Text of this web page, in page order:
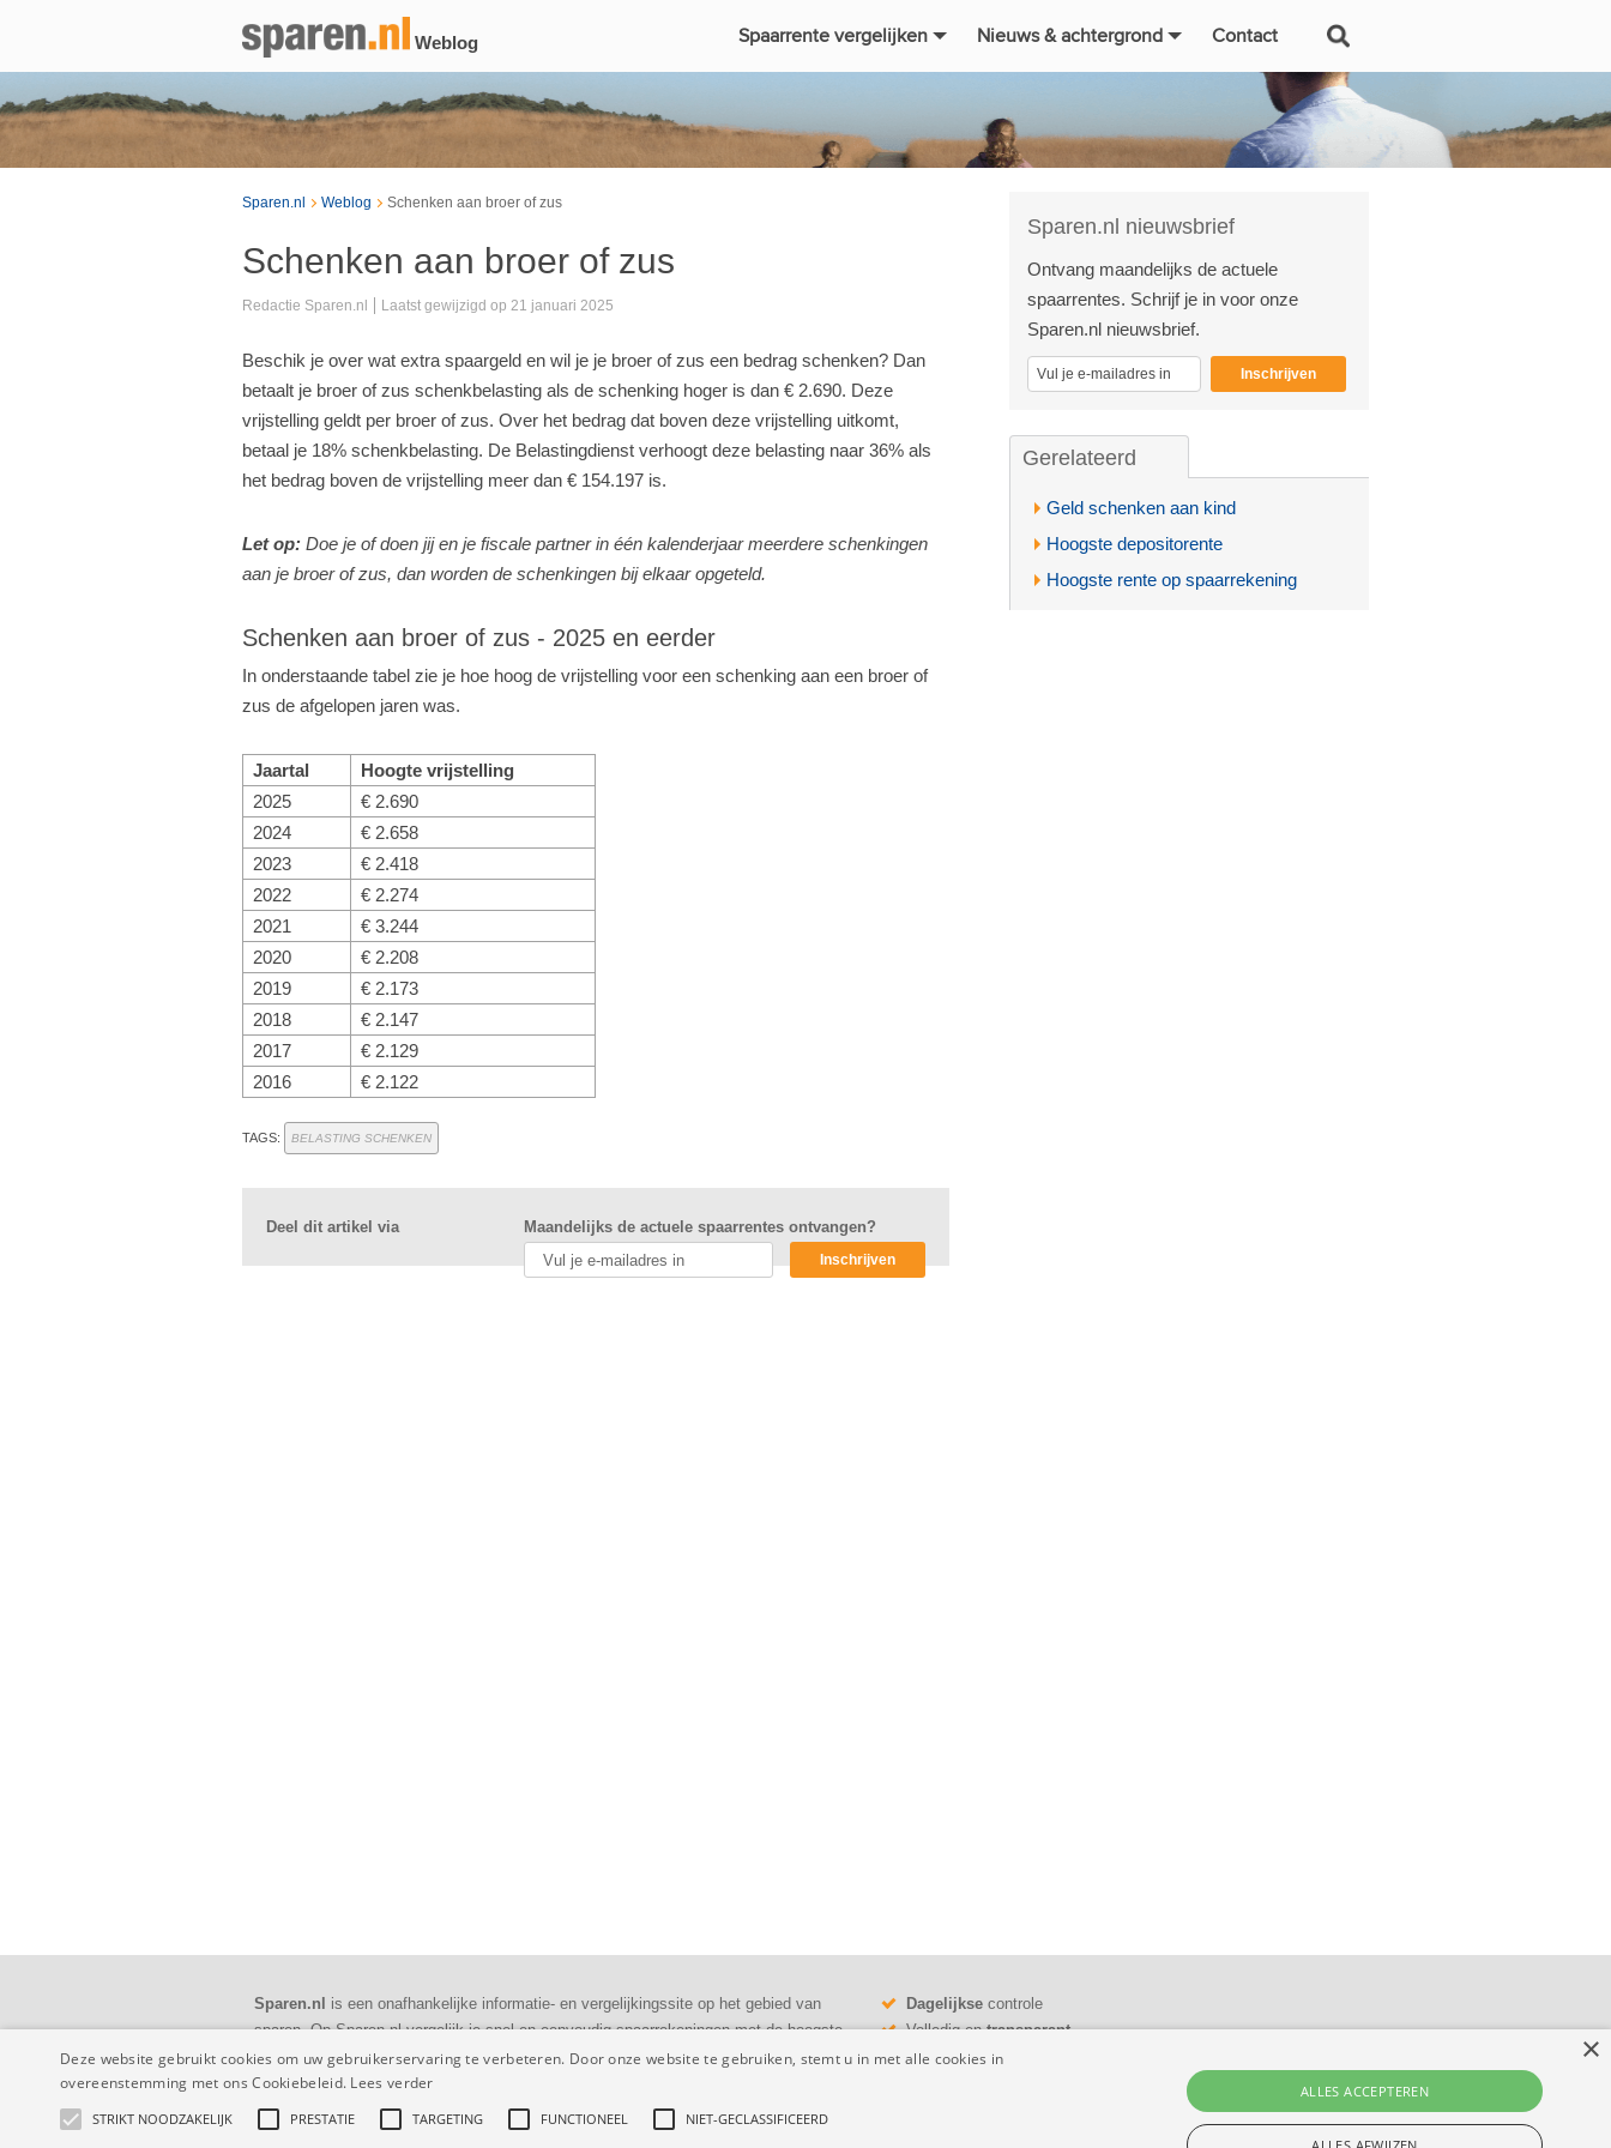
Weblog Spaarrente vergelijken Nieuws & achtergrond Contact
Sparen.nl Weblog Schenken aan broer of zus
Schenken aan broer of zus
Redactie Sparen.nl Laatst gewijzigd op 21 januari 2025
Beschik je over wat extra spaargeld en wil je je broer of zus een bedrag schenken? Dan
betaalt je broer of zus schenkbelasting als de schenking hoger is dan € 2.690. Deze
vrijstelling geldt per broer of zus. Over het bedrag dat boven deze vrijstelling uitkomt,
betaal je 18% schenkbelasting. De Belastingdienst verhoogt deze belasting naar 36% als
het bedrag boven de vrijstelling meer dan € 154.197 is.
Let op: Doe je of doen jij en je fiscale partner in één kalenderjaar meerdere schenkingen
aan je broer of zus, dan worden de schenkingen bij elkaar opgeteld.
Schenken aan broer of zus - 2025 en eerder
In onderstaande tabel zie je hoe hoog de vrijstelling voor een schenking aan een broer of
zus de afgelopen jaren was.
Jaartal
Hoogte vrijstelling
2025
€ 2.690
2024
€ 2.658
2023
€ 2.418
2022
€ 2.274
2021
€ 3.244
2020
€ 2.208
2019
€ 2.173
2018
€ 2.147
2017
€ 2.129
2016
€ 2.122
TAGS: BELASTING SCHENKEN
Deel dit artikel via Maandelijks de actuele spaarrentes ontvangen?
Inschrijven
Sparen.nl nieuwsbrief
Ontvang maandelijks de actuele
spaarrentes. Schrijf je in voor onze
Sparen.nl nieuwsbrief.
Inschrijven
Gerelateerd
Geld schenken aan kind
Hoogste depositorente
Hoogste rente op spaarrekening
Sparen.nl
is een onafhankelijke informatie- en vergelijkingssite op het gebied van
sparen. Op Sparen.nl vergelijk je snel en eenvoudig spaarrekeningen met de hoogste
rente, maar ook andere spaarproducten als deposito's en bankspaarrekeningen.
Dagelijkse controle
Volledig entransparant
53.726 vergelijkingen
×
Deze website gebruikt cookies om uw gebruikerservaring te verbeteren. Door onze website te gebruiken, stemt u in met alle cookies in
overeenstemming met ons Cookiebeleid. Lees verder
STRIKT NOODZAKELIJK PRESTATIE TARGETING FUNCTIONEEL NIET-GECLASSIFICEERD
ALLES ACCEPTEREN